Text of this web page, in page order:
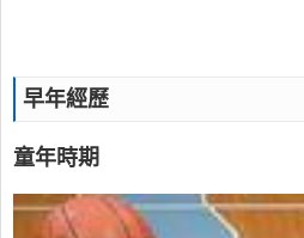
早年經歷
童年時期